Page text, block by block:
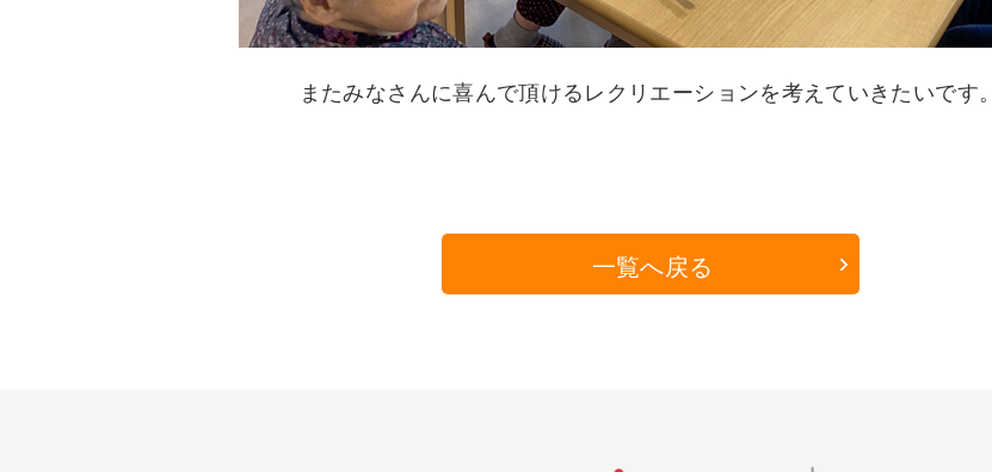
またみなさんに喜んで頂けるレクリエーションを考えていきたいです。
一覧へ戻る